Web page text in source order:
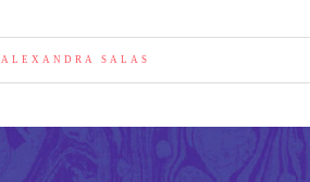
ALEXANDRA SALAS